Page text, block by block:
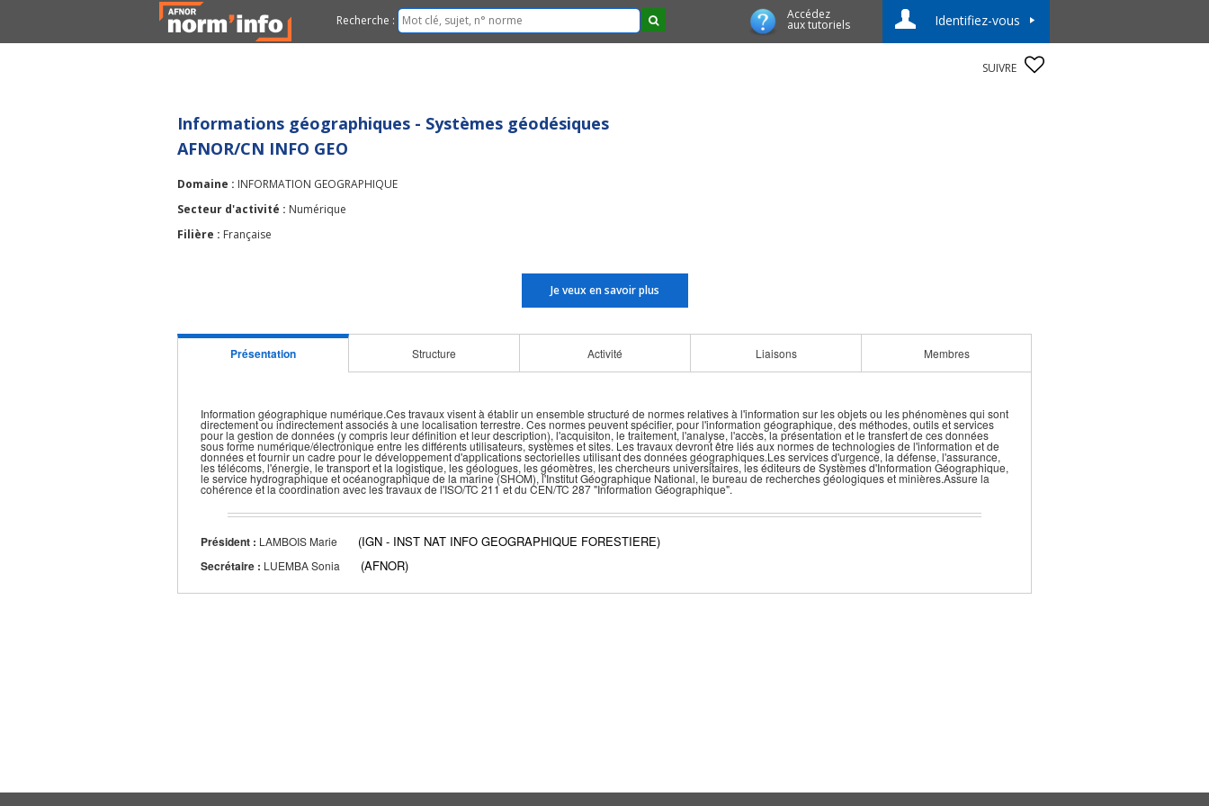
Recherche : Accédez
aux tutoriels Identifiez-vous
SUIVRE
Informations géographiques - Systèmes géodésiques
AFNOR/CN INFO GEO
Domaine : INFORMATION GEOGRAPHIQUE
Secteur d'activité : Numérique
Filière : Française
Je veux en savoir plus
Présentation Structure Activité Liaisons Membres
Information géographique numérique.Ces travaux visent à établir un ensemble structuré de normes relatives à l'information sur les objets ou les phénomènes qui sont
directement ou indirectement associés à une localisation terrestre. Ces normes peuvent spécifier, pour l'information géographique, des méthodes, outils et services
pour la gestion de données (y compris leur définition et leur description), l'acquisiton, le traitement, l'analyse, l'accès, la présentation et le transfert de ces données
sous forme numérique/électronique entre les différents utilisateurs, systèmes et sites. Les travaux devront être liés aux normes de technologies de l'information et de
données et fournir un cadre pour le développement d'applications sectorielles utilisant des données géographiques.Les services d'urgence, la défense, l'assurance,
les télécoms, l'énergie, le transport et la logistique, les géologues, les géomètres, les chercheurs universitaires, les éditeurs de Systèmes d'Information Géographique,
le service hydrographique et océanographique de la marine (SHOM), l'Institut Géographique National, le bureau de recherches géologiques et minières.Assure la
cohérence et la coordination avec les travaux de l'ISO/TC 211 et du CEN/TC 287 "Information Géographique".
Président : LAMBOIS Marie (IGN - INST NAT INFO GEOGRAPHIQUE FORESTIERE)
Secrétaire : LUEMBA Sonia (AFNOR)